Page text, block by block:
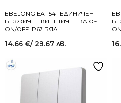
EBELONG EA1154 · ЕДИНИЧЕН
БЕЗЖИЧЕН КИНЕТИЧЕН КЛЮЧ
ON/OFF IP67 БЯЛ
14.66 €/ 28.67 лв.